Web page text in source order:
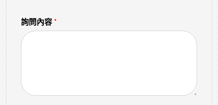
詢問內容 *